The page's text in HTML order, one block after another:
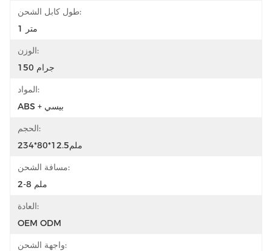
طول كابل الشحن:
1 متر
الوزن:
150 جرام
المواد:
ABS + بيسي
الحجم:
234*80*12.5ملم
مسافة الشحن:
2-8 ملم
العادة:
OEM ODM
واجهة الشحن: